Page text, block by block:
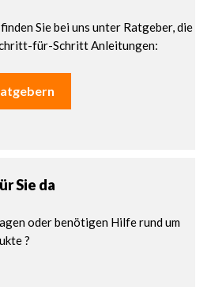
Sie bei uns unter Ratgeber, die
für-Schritt Anleitungen:
Sie da
oder benötigen Hilfe rund um
?